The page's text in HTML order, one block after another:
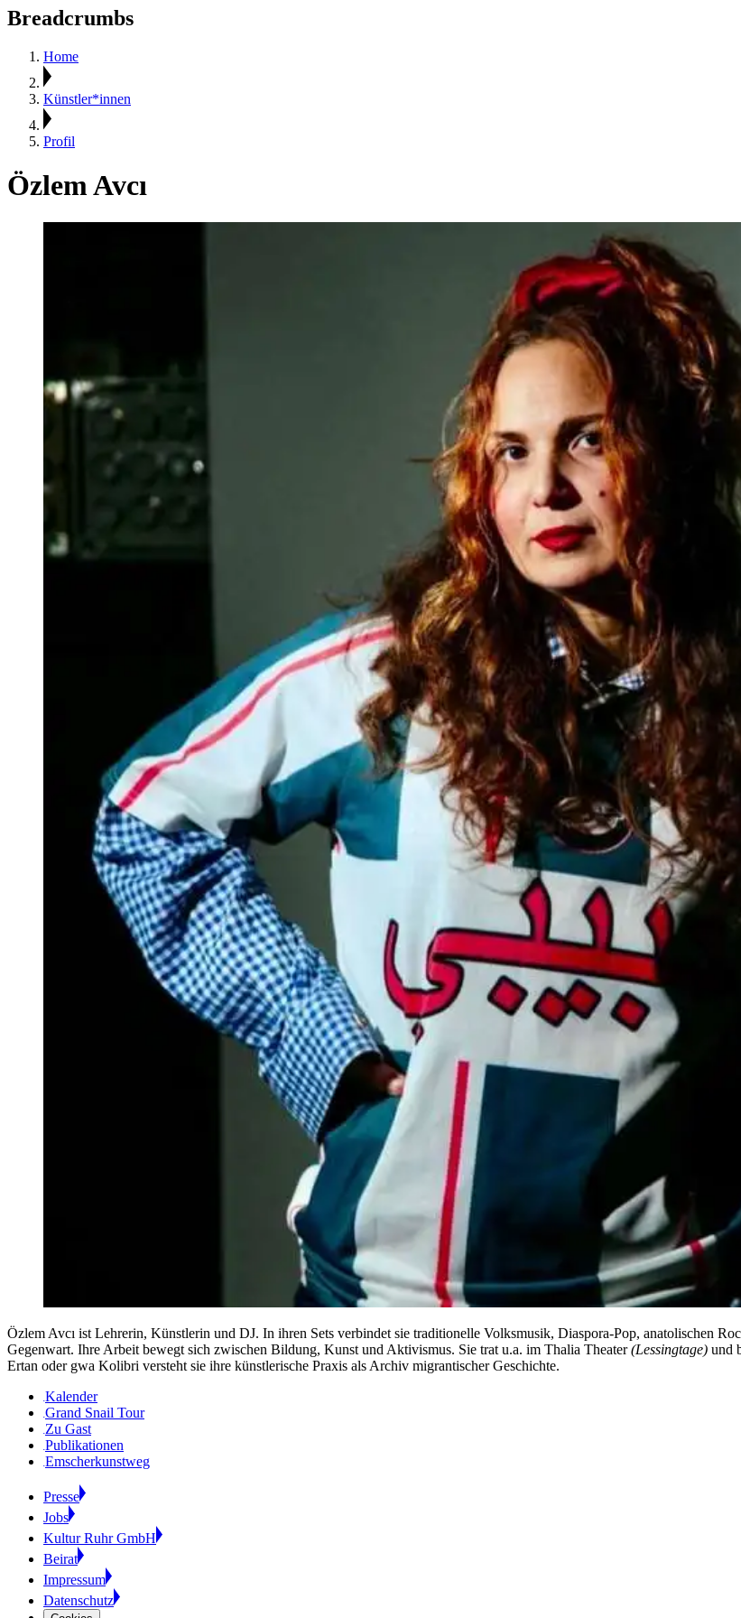
Breadcrumbs
Home
Künstler*innen
Profil
Özlem Avcı
Özlem Avcı ist Lehrerin, Künstlerin und DJ. In ihren Sets verbindet sie traditionelle Volksmusik, Diaspora-Pop, anatolischen
Gegenwart. Ihre Arbeit bewegt sich zwischen Bildung, Kunst und Aktivismus. Sie trat u.a. im Thalia Theater(Lessingtage) und
Ertan oder gwa Kolibri versteht sie ihre künstlerische Praxis als Archiv migrantischer Geschichte.
Kalender
Grand Snail Tour
Zu Gast
Publikationen
Emscherkunstweg
Presse
Jobs
Kultur Ruhr GmbH
Beirat
Impressum
Datenschutz